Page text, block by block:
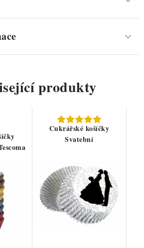
produkty
Cukrářské košíčky
Svatební